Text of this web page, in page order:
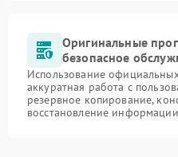
Оригинальные
безопасное
Использование
аккуратная работа с
резервное копирование,
восстановление